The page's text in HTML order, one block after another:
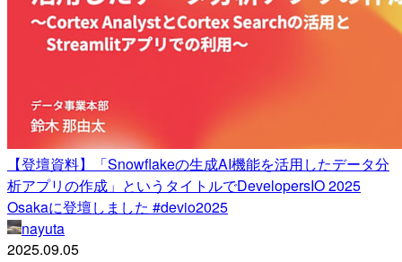
【登壇資料】「Snowflakeの生成AI機能を活用したデータ分
析アプリの作成」というタイトルでDevelopersIO 2025
Osakaに登壇しました #devio2025
nayuta
2025.09.05